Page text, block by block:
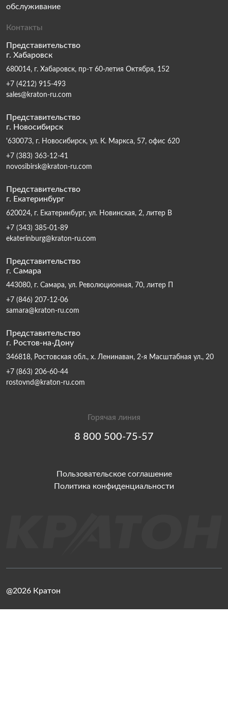
обслуживание
Контакты
Представительство
г. Хабаровск
680014, г. Хабаровск, пр-т 60-летия Октября, 152
+7 (4212) 915-493
sales@kraton-ru.com
Представительство
г. Новосибирск
'630073, г. Новосибирск, ул. К. Маркса, 57, офис 620
+7 (383) 363-12-41
novosibirsk@kraton-ru.com
Представительство
г. Екатеринбург
620024, г. Екатеринбург, ул. Новинская, 2, литер В
+7 (343) 385-01-89
ekaterinburg@kraton-ru.com
Представительство
г. Самара
443080, г. Самара, ул. Революционная, 70, литер П
+7 (846) 207-12-06
samara@kraton-ru.com
Представительство
г. Ростов-на-Дону
346818, Ростовская обл., х. Ленинаван, 2-я Масштабная ул., 20
+7 (863) 206-60-44
rostovnd@kraton-ru.com
Горячая линия
8 800 500-75-57
Пользовательское соглашение
Политика конфиденциальности
@2026 Кратон